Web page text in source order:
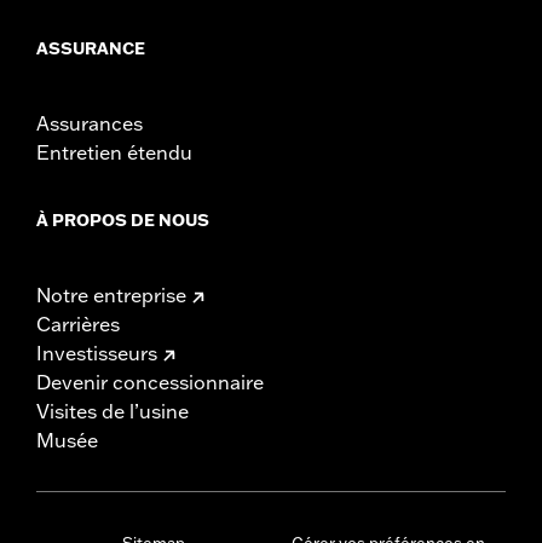
ASSURANCE
Assurances
Entretien étendu
À PROPOS DE NOUS
Notre entreprise
Carrières
Investisseurs
Devenir concessionnaire
Visites de l’usine
Musée